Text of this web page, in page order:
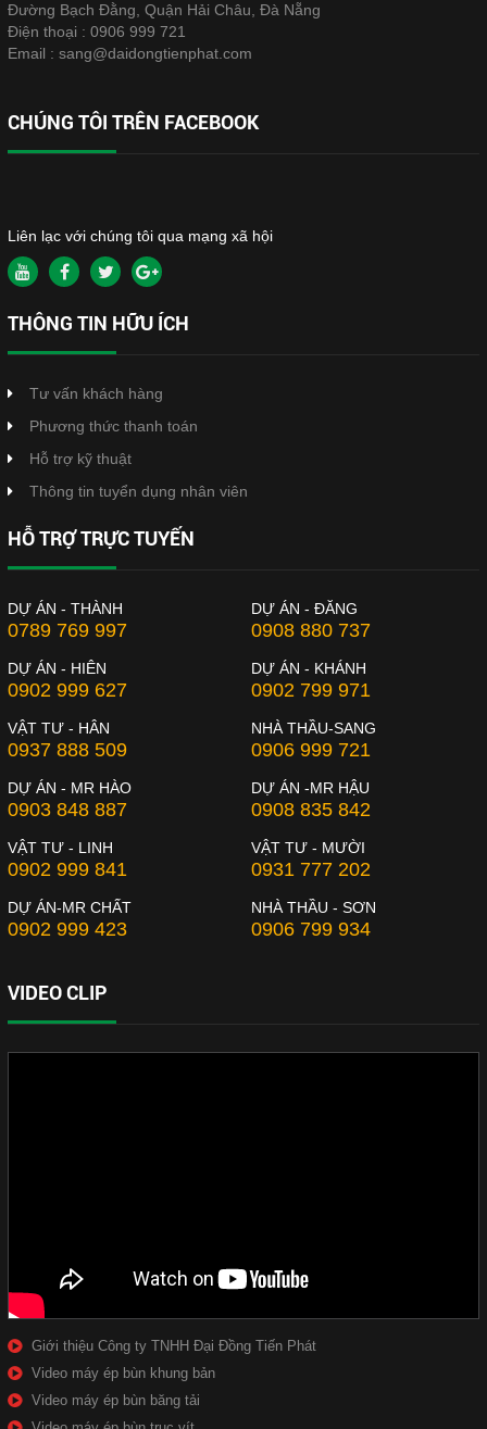
Đường Bạch Đằng, Quận Hải Châu, Đà Nẵng
Điện thoại : 0906 999 721
Email : sang@daidongtienphat.com
CHÚNG TÔI TRÊN FACEBOOK
Liên lạc với chúng tôi qua mạng xã hội
THÔNG TIN HỮU ÍCH
Tư vấn khách hàng
Phương thức thanh toán
Hỗ trợ kỹ thuật
Thông tin tuyển dụng nhân viên
HỖ TRỢ TRỰC TUYẾN
DỰ ÁN - THÀNH
0789 769 997
DỰ ÁN - ĐĂNG
0908 880 737
DỰ ÁN - HIÊN
0902 999 627
DỰ ÁN - KHÁNH
0902 799 971
VẬT TƯ - HÂN
0937 888 509
NHÀ THẦU-SANG
0906 999 721
DỰ ÁN - MR HÀO
0903 848 887
DỰ ÁN -MR HẬU
0908 835 842
VẬT TƯ - LINH
0902 999 841
VẬT TƯ - MƯỜI
0931 777 202
DỰ ÁN-MR CHẤT
0902 999 423
NHÀ THẦU - SƠN
0906 799 934
VIDEO CLIP
Giới thiệu Công ty TNHH Đại Đồng Tiến Phát
Video máy ép bùn khung bản
Video máy ép bùn băng tải